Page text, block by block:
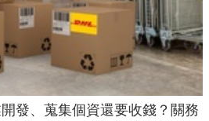
發、蒐集個資還要收錢？關務